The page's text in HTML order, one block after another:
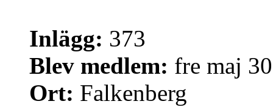
Inlägg: 373
Blev medlem: fre maj
Ort: Falkenberg